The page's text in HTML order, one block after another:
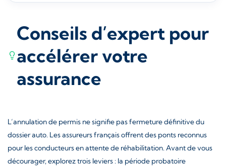
Conseils d’expert pour
accélérer votre
assurance
L’annulation de permis ne signifie pas fermeture définitive du
dossier auto. Les assureurs français offrent des ponts reconnus
pour les conducteurs en attente de réhabilitation. Avant de vous
décourager, explorez trois leviers : la période probatoire